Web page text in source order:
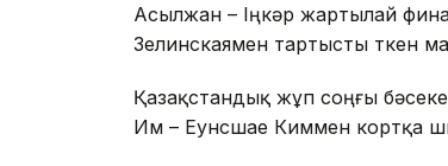
Асылжан – Іңкәр жартылай
Зелинскаямен тартысты өткен
Қазақстандық жұп соңғы
Им – Еунсшае Киммен кортқа